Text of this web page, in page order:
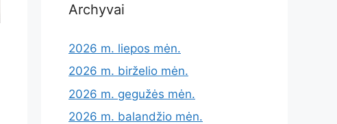
Archyvai
2026 m. liepos mėn.
2026 m. birželio mėn.
2026 m. gegužės mėn.
2026 m. balandžio mėn.